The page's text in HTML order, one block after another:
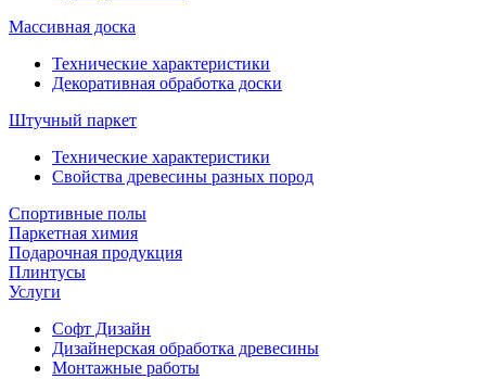
Массивная доска
Технические характеристики
Декоративная обработка доски
Штучный паркет
Технические характеристики
Свойства древесины разных пород
Спортивные полы
Паркетная химия
Подарочная продукция
Плинтусы
Услуги
Софт Дизайн
Дизайнерская обработка древесины
Монтажные работы